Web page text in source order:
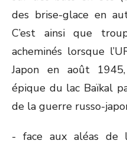
des brise-glace en
C’est ainsi que
acheminés lorsque
Japon en août
épique du lac Baïkal
de la guerre russo-
- face aux aléas de